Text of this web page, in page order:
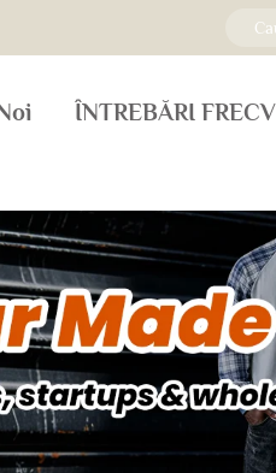
ÎNTREBĂRI